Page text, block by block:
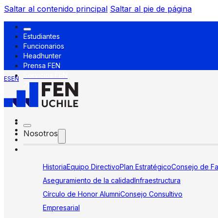
Saltar al contenido principal Saltar al pie de página
Estudiantes
Funcionarios
Headhunter
Prensa FEN
ESEN
Nosotros
HistoriaEquipo DirectivoPlan EstratégicoConsejo de
Aseguramiento de la calidadInfraestructura
Círculo de Honor AlumniConsejo Consultivo
Empresarial